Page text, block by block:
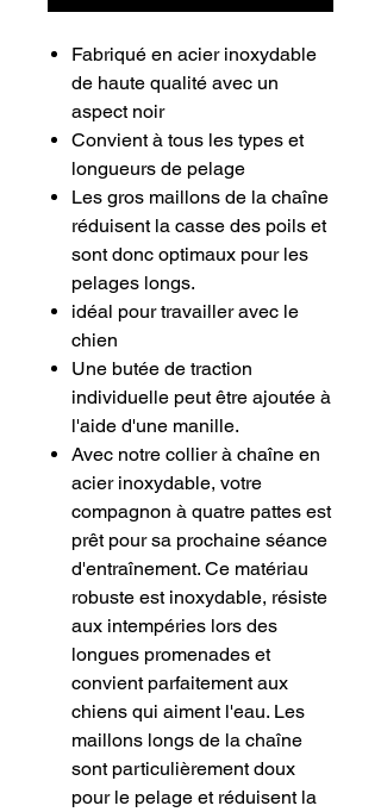
Fabriqué en acier inoxydable
de haute qualité avec un
aspect noir
Convient à tous les types et
longueurs de pelage
Les gros maillons de la chaîne
réduisent la casse des poils et
sont donc optimaux pour les
pelages longs.
idéal pour travailler avec le
chien
Une butée de traction
individuelle peut être ajoutée à
l'aide d'une manille.
Avec notre collier à chaîne en
acier inoxydable, votre
compagnon à quatre pattes est
prêt pour sa prochaine séance
d'entraînement. Ce matériau
robuste est inoxydable, résiste
aux intempéries lors des
longues promenades et
convient parfaitement aux
chiens qui aiment l'eau. Les
maillons longs de la chaîne
sont particulièrement doux
pour le pelage et réduisent la